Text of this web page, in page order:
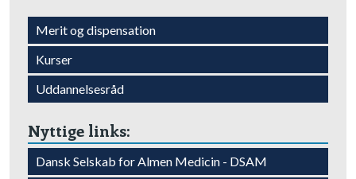
Merit og dispensation​
Kurser​
​Uddannelsesråd
Nyttige links:​
Dansk Selskab for Almen Medicin - DSAM​